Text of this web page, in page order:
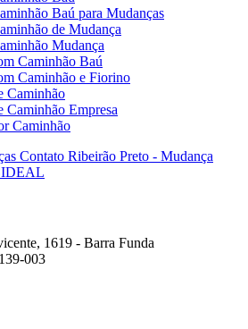
Baú para Mudanças
de Mudança
Mudança
Caminhão Baú
Caminhão e Fiorino
Caminhão
Caminhão Empresa
Caminhão
1619 - Barra Funda
003